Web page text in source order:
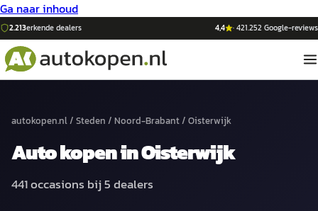
Ga naar inhoud
2.213erkende dealers 4,4 ·421.252Google-reviews
autokopen.nl/ Steden / Noord-Brabant/ Oisterwijk
Autokopen inOisterwijk
441occasions bij5dealers